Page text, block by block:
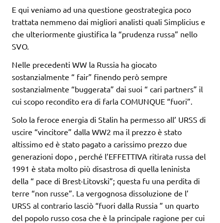
E qui veniamo ad una questione geostrategica poco
trattata nemmeno dai migliori analisti quali Simplicius e
che ulteriormente giustifica la “prudenza russa” nello
SVO.
Nelle precedenti WW la Russia ha giocato
sostanzialmente “ fair” finendo però sempre
sostanzialmente “buggerata” dai suoi “ cari partners” il
cui scopo recondito era di farla COMUNQUE “fuori”.
Solo la feroce energia di Stalin ha permesso all’ URSS di
uscire “vincitore” dalla WW2 ma il prezzo è stato
altissimo ed è stato pagato a carissimo prezzo due
generazioni dopo , perché l’EFFETTIVA ritirata russa del
1991 è stata molto più disastrosa di quella leninista
della “ pace di Brest-Litovski”; questa fu una perdita di
terre “non russe”. La vergognosa dissoluzione de l’
URSS al contrario lasciò “fuori dalla Russia ” un quarto
del popolo russo cosa che è la principale ragione per cui